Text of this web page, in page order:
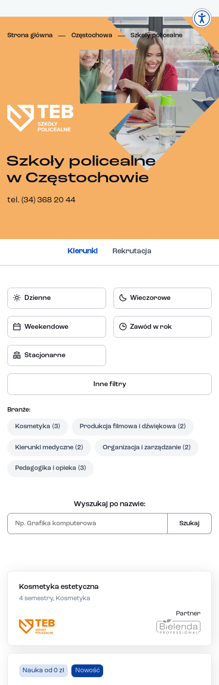
Strona główna Częstochowa Szkoły policealne
Szkoły policealne
w Częstochowie
tel. (34) 368 20 44
Kierunki Rekrutacja
Dzienne Wieczorowe
Weekendowe Zawód w rok
Stacjonarne
Inne filtry
Branże:
Kosmetyka (3) Produkcja filmowa i dźwiękowa (2)
Kierunki medyczne (2) Organizacja i zarządzanie (2)
Pedagogika i opieka (3)
Wyszukaj po nazwie:
Szukaj
Kosmetyka estetyczna
4 semestry, Kosmetyka
Partner
Nauka od 0 zł Nowość